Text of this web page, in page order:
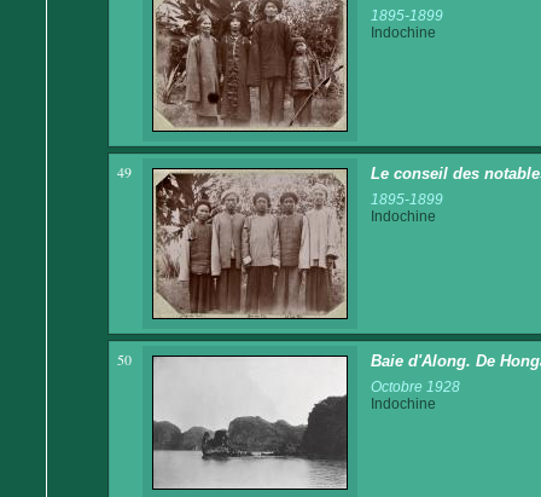
1895-1899
Indochine
49 Le conseil des
1895-1899
Indochine
50 Baie d'Along. De
Octobre 1928
Indochine